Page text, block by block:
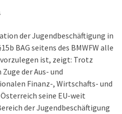
der Jugendbeschäftigung in
BAG seitens des BMWFW alle
ist, zeigt: Trotz
der Aus- und
Finanz-, Wirtschafts- und
seine EU-weit
der Jugendbeschäftigung